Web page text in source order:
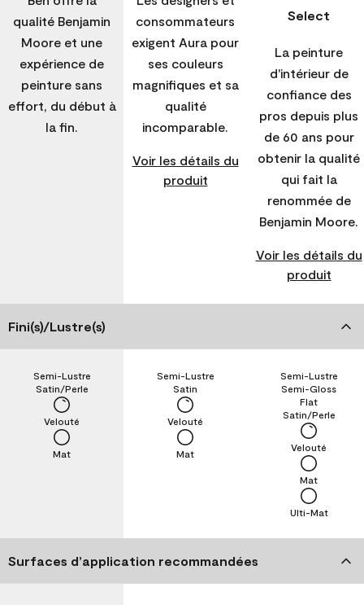
qualité Benjamin
Moore et une
expérience de
peinture sans
effort, du début à
la fin.
consommateurs
exigent Aura pour
ses couleurs
magnifiques et sa
qualité
incomparable.
Voir les détails du
produit
Select
La peinture
d'intérieur de
confiance des
pros depuis plus
de 60 ans pour
obtenir la qualité
qui fait la
renommée de
Benjamin Moore.
Voir les détails du
produit
Fini(s)/Lustre(s)
Mat
Velouté
Satin/Perle
Semi-Lustre
Mat
Velouté
Satin
Semi-Lustre
Ulti-Mat
Mat
Velouté
Satin/Perle
Flat
Semi-Gloss
Semi-Lustre
Surfaces d’application recommandées